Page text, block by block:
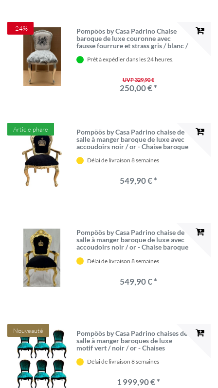
-24%
Pompöös by Casa Padrino Chaise
baroque de luxe couronne avec
fausse fourrure et strass gris / blanc /
conçue par Harald Glööckler
Prêt à expédier dans les 24 heures.
UVP 329,90 €
250,00 € *
Article phare
Pompöös by Casa Padrino chaise de
salle à manger baroque de luxe avec
accoudoirs noir / or - Chaise baroque
Glööckler - Meubles de salle à
Délai de livraison 8 semaines
549,90 € *
Pompöös by Casa Padrino chaise de
salle à manger baroque de luxe avec
accoudoirs noir / or - Chaise baroque
Glööckler - Mobilier de salle à
Délai de livraison 8 semaines
549,90 € *
Nouveauté
Pompöös by Casa Padrino chaises de
salle à manger baroques de luxe
motif vert / noir / or - Chaises
Harald Glööckler - 6 Chaises de salle
Délai de livraison 8 semaines
1 999,90 € *